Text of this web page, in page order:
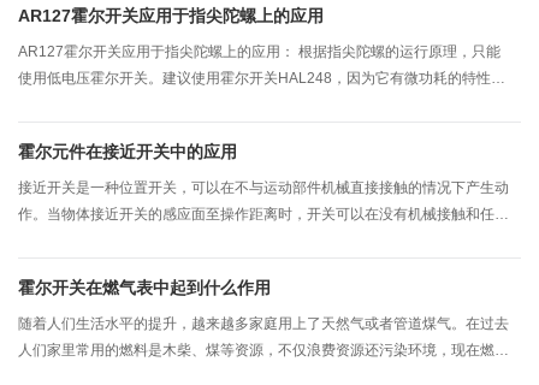
AR127霍尔开关应用于指尖陀螺上的应用
AR127霍尔开关应用于指尖陀螺上的应用： 根据指尖陀螺的运行原理，只能
使用低电压霍尔开关。建议使用霍尔开关HAL248，因为它有微功耗的特性，
霍尔元件在接近开关中的应用
接近开关是一种位置开关，可以在不与运动部件机械直接接触的情况下产生动
作。当物体接近开关的感应面至操作距离时，开关可以在没有机械接触和任何
霍尔开关在燃气表中起到什么作用
随着人们生活水平的提升，越来越多家庭用上了天然气或者管道煤气。在过去
人们家里常用的燃料是木柴、煤等资源，不仅浪费资源还污染环境，现在燃气